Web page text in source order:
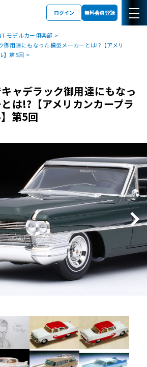
ログイン 無料会員登録
モデルカー俱楽部
御用達にもなった模型メーカーとは!?【アメリ
】第5回
ャデラック御用達にもなっ
は!?【アメリカンカープラ
第5回